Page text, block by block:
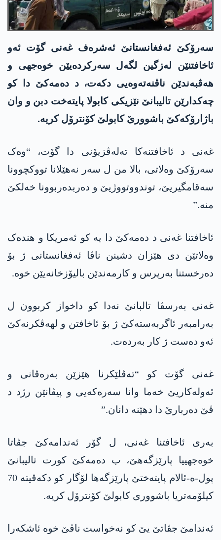
سەرۆکێ ئەفغانستانێ ئەشرەف غەنی گۆت ئەو
ئاخافتنێن لەزگین لگەل سەرکردەیێن خوەجھی و
ھەڤبەندێن ناڤنەتەوەیی دکەت، د دەمەکێ دا کو
چەکدارێن تالیبانێ نێزیکی کابولا پایتەخت دبن و وان
باژارۆکەکێ باشوورێ کابولێ کۆنترۆل کریە.
غەنی د ئاخافتنەکا تەلەڤزیۆنی دا گۆت، “وەک
سەرۆکێ وەلاتی، بالا من ل سەر نەهێلانا تووکچوونا
سەقامگیریێ، توندووتووژیێ و دەربدەربوونا خەلکێ
منە.”
ئاخافتنا غەنی د دەمەکێ دا یە کو ئەمریکا و ھندەک
وەلاتێن دی ھێزان دشینن ناڤا ئەفغانستانی ژ بۆ
دەرخستنا بەرپرس و کارمەندێن بالیۆزخانەیێن خوە.
غەنی بەرسڤا تالبانێ نەدا کو داخواز کربوون ل
بەرامبەر ئاگربەستەکێ ژ بۆ ئاخافتن و لھەڤکرنەکێ
ئەو دەست ژ کار بەردەت.
غەنی گۆت کو “تەڤلێکرنا ھێزێن بەرەڤانی و
ئەولەکاریێ خەما وانا سەرەکەیی و پیڤانێن رژد د
ڤێ دەربارێ دا دهێنە دانان.”
بەری ئاخافتنا غەنی، ل گۆر ئەندامەکێ جڤاتا
خوەجھییا پارێزگەھێ، ب دەمەکێ کورت تالیبانێ
پول-ە-ئالام پایتەختێ پارێزگەھا لۆگار کو دکەڤیتە 70
کیلۆمەتریا باشووری کابولێ کۆنترۆل کریە.
ئەندامێ جڤاتێ یێ کو نەخواست ناڤێ خوە ئاشکەرا